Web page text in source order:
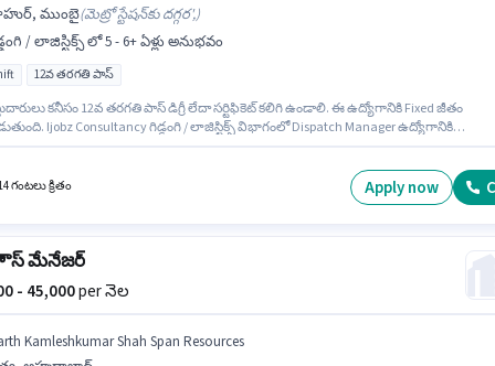
ముంబై(మెట్రో స్టేషన్‌కు దగ్గర',)
/ లాజిస్టిక్స్ లో 5 - 6+ ఏళ్లు అనుభవం
12వ తరగతి పాస్
కనీసం 12వ తరగతి పాస్ డిగ్రీ లేదా సర్టిఫికెట్ కలిగి ఉండాలి. ఈ ఉద్యోగానికి Fixed జీతం
Ijobz Consultancy గిడ్డంగి / లాజిస్టిక్స్ విభాగంలో Dispatch Manager ఉద్యోగానికి
Full Time ప్రాతిపదికపై, DAY shift మరియు వారానికి 6 days working ఉన్నాయి.
గంటలు క్రితం Apply now
మేనేజర్
- 45,000per నెల
Kamleshkumar Shah Span Resources